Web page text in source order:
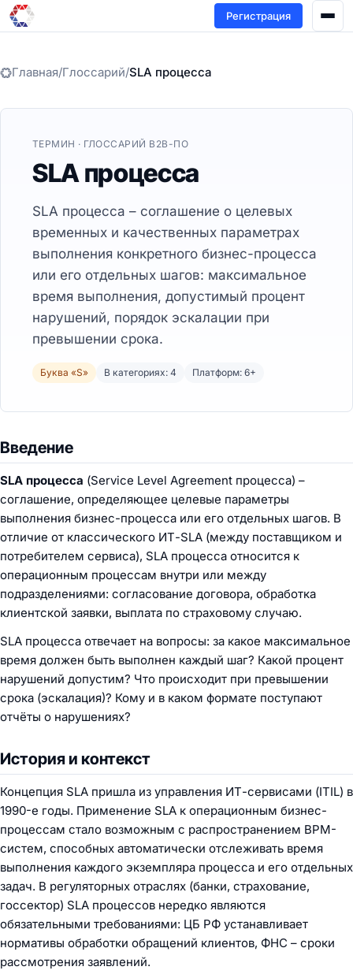
Регистрация
Главная/Глоссарий/SLA процесса
ТЕРМИН · ГЛОССАРИЙ B2B-ПО
SLA процесса
SLA процесса – соглашение о целевых
временных и качественных параметрах
выполнения конкретного бизнес-процесса
или его отдельных шагов: максимальное
время выполнения, допустимый процент
нарушений, порядок эскалации при
превышении срока.
Буква «S» В категориях: 4 Платформ: 6+
Введение
SLA процесса (Service Level Agreement процесса) –
соглашение, определяющее целевые параметры
выполнения бизнес-процесса или его отдельных шагов. В
отличие от классического ИТ-SLA (между поставщиком и
потребителем сервиса), SLA процесса относится к
операционным процессам внутри или между
подразделениями: согласование договора, обработка
клиентской заявки, выплата по страховому случаю.
SLA процесса отвечает на вопросы: за какое максимальное
время должен быть выполнен каждый шаг? Какой процент
нарушений допустим? Что происходит при превышении
срока (эскалация)? Кому и в каком формате поступают
отчёты о нарушениях?
История и контекст
Концепция SLA пришла из управления ИТ-сервисами (ITIL) в
1990-е годы. Применение SLA к операционным бизнес-
процессам стало возможным с распространением BPM-
систем, способных автоматически отслеживать время
выполнения каждого экземпляра процесса и его отдельных
задач. В регуляторных отраслях (банки, страхование,
госсектор) SLA процессов нередко являются
обязательными требованиями: ЦБ РФ устанавливает
нормативы обработки обращений клиентов, ФНС – сроки
рассмотрения заявлений.